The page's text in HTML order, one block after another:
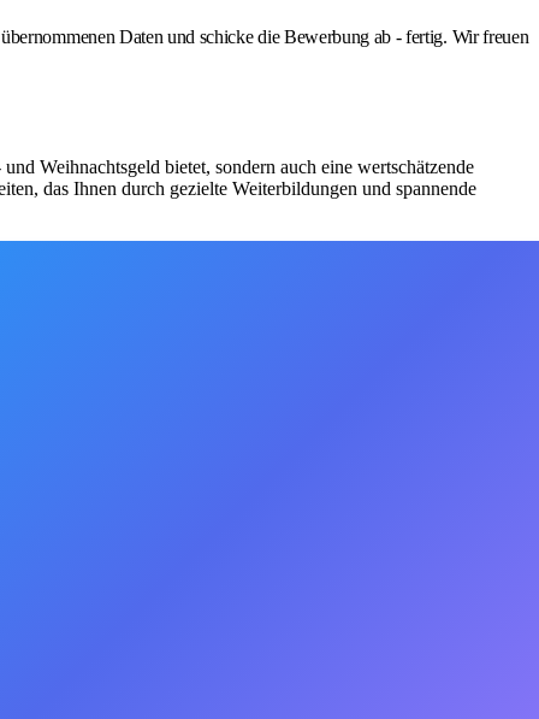
Daten und schicke die Bewerbung ab - fertig. Wir freuen
Weihnachtsgeld bietet, sondern auch eine wertschätzende
das Ihnen durch gezielte Weiterbildungen und spannende